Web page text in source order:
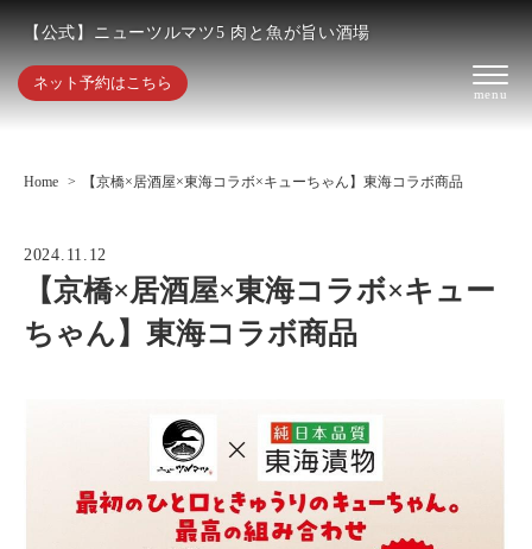
【公式】ニューツルマツ5 肉と魚が旨い酒場
ネット予約はこちら
Home 【京橋×居酒屋×東海コラボ×キューちゃん】東海コラボ商品
2024.11.12
【京橋×居酒屋×東海コラボ×キュー
ちゃん】東海コラボ商品